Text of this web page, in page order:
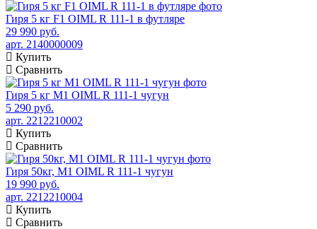
Гиря 5 кг F1 OIML R 111-1 в футляре
29 990 руб.
арт. 2140000009
Купить
Сравнить
Гиря 5 кг М1 OIML R 111-1 чугун
5 290 руб.
арт. 2212210002
Купить
Сравнить
Гиря 50кг, М1 OIML R 111-1 чугун
19 990 руб.
арт. 2212210004
Купить
Сравнить